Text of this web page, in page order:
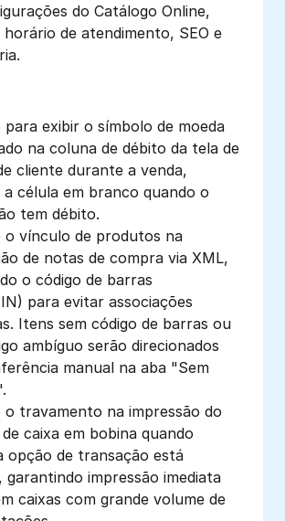
do Catálogo Online,
horário de atendimento, SEO e
para exibir o símbolo de moeda
na coluna de débito da tela de
cliente durante a venda,
a célula em branco quando o
tem débito.
o vínculo de produtos na
de notas de compra via XML,
o código de barras
para evitar associações
Itens sem código de barras ou
ambíguo serão direcionados
manual na aba "Sem
o travamento na impressão do
caixa em bobina quando
opção de transação está
garantindo impressão imediata
caixas com grande volume de